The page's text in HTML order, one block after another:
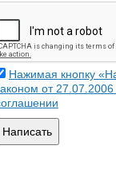
Нажимая кнопку
от
Написать